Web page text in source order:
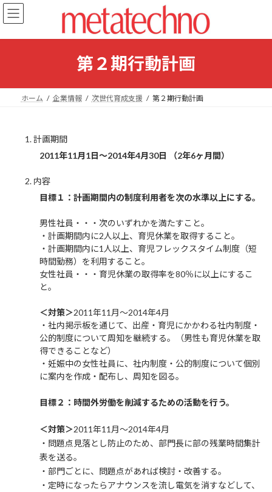
コ
ン
ン
キ
ナ
ビ
ー
に
第２期行動計画
ホーム 企業情報 次世代育成支援 第２期行動計画
計画期間
2011年11月1日～2014年4月30日 （2年6ヶ月間）
内容
目標１：計画期間内の制度利用者を次の水準以上にする。
男性社員・・・次のいずれかを満たすこと。
・計画期間内に2人以上、育児休業を取得すること。
・計画期間内に1人以上、育児フレックスタイム制度（短
時間勤務）を利用すること。
女性社員・・・育児休業の取得率を80％に以上にするこ
と。
＜対策＞2011年11月～2014年4月
・社内掲示板を通じて、出産・育児にかかわる社内制度・
公的制度について周知を継続する。（男性も育児休業を取
得できることなど）
・妊娠中の女性社員に、社内制度・公的制度について個別
に案内を作成・配布し、周知を図る。
目標２：時間外労働を削減するための活動を行う。
＜対策＞2011年11月～2014年4月
・問題点見落とし防止のため、部門長に部の残業時間集計
表を送る。
・部門ごとに、問題点があれば検討・改善する。
・定時になったらアナウンスを流し電気を消すなどして、